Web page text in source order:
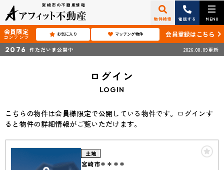
宮崎市の不動産情報
物件検索 電話する MENU
会員限定
コンテンツ お気に入り マッチング物件 会員登録はこちら
2076 件ただいま公開中 2026.08.09更新
ログイン
LOGIN
こちらの物件は会員様限定で公開している物件です。ログインす
ると物件の詳細情報がご覧いただけます。
土地
宮崎市＊＊＊＊